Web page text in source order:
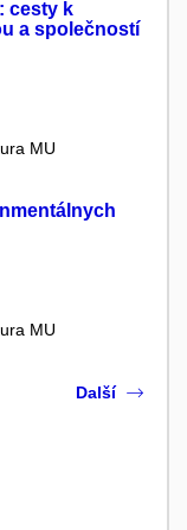
cesty k
a společností
MU
MU
Další